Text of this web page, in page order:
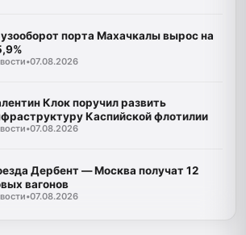
порта Махачкалы вырос на
•07.08.2026
Клок поручил развить
Каспийской флотилии
•07.08.2026
Дербент — Москва получат 12
вагонов
•07.08.2026